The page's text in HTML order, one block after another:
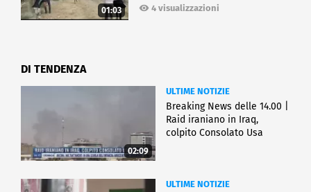
01:03 4 visualizzazioni
DI TENDENZA
02:09
ULTIME NOTIZIE
Breaking News delle 14.00 |
Raid iraniano in Iraq,
colpito Consolato Usa
ULTIME NOTIZIE